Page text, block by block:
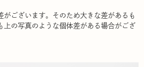
がございます。そのため大きな差があるも
上の写真のような個体差がある場合がござ